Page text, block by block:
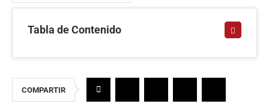
Tabla de Contenido
COMPARTIR